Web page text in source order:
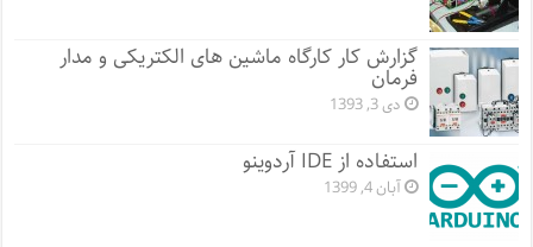
گزارش کار کارگاه ماشین های الکتریکی و مدار
فرمان
دی 3, 1393
استفاده از IDE آردوینو
آبان 4, 1399